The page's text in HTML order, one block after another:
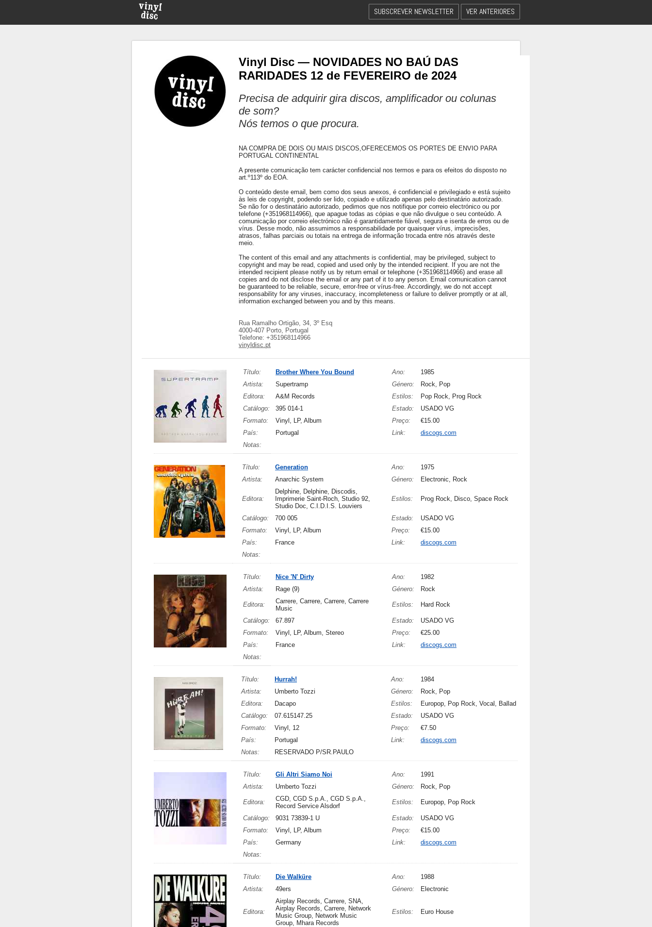
SUBSCREVER NEWSLETTER VER ANTERIORES
Vinyl Disc — NOVIDADES NO BAÚ DAS
RARIDADES 12 de FEVEREIRO de 2024
Precisa de adquirir gira discos, amplificador ou colunas
de som?
Nós temos o que procura.
NA COMPRA DE DOIS OU MAIS DISCOS,OFERECEMOS OS PORTES DE ENVIO PARA
PORTUGAL CONTINENTAL
A presente comunicação tem carácter confidencial nos termos e para os efeitos do disposto no
art.º113º do EOA.
O conteúdo deste email, bem como dos seus anexos, é confidencial e privilegiado e está sujeito
às leis de copyright, podendo ser lido, copiado e utilizado apenas pelo destinatário autorizado.
Se não for o destinatário autorizado, pedimos que nos notifique por correio electrónico ou por
telefone (+351968114966), que apague todas as cópias e que não divulgue o seu conteúdo. A
comunicação por correio electrónico não é garantidamente fiável, segura e isenta de erros ou de
vírus. Desse modo, não assumimos a responsabilidade por quaisquer vírus, imprecisões,
atrasos, falhas parciais ou totais na entrega de informação trocada entre nós através deste
meio.
The content of this email and any attachments is confidential, may be privileged, subject to
copyright and may be read, copied and used only by the intended recipient. If you are not the
intended recipient please notify us by return email or telephone (+351968114966) and erase all
copies and do not disclose the email or any part of it to any person. Email comunication cannot
be guaranteed to be reliable, secure, error-free or vírus-free. Accordingly, we do not accept
responsability for any viruses, inaccuracy, incompleteness or failure to deliver promptly or at all,
information exchanged between you and by this means.
Rua Ramalho Ortigão, 34, 3º Esq
4000-407 Porto, Portugal
Telefone: +351968114966
vinyldisc.pt
Título: Brother Where You Bound Ano:
1985
Artista:
Supertramp Género:
Rock, Pop
Editora:
A&M Records Estilos:
Pop Rock, Prog Rock
Catálogo:
395 014-1 Estado:
USADO VG
Formato:
Vinyl, LP, Album Preço:
€15.00
País:
Portugal Link:
discogs.com
Notas:
Título: Generation Ano:
1975
Artista:
Anarchic System Género: Electronic, Rock
Editora:
Delphine, Delphine, Discodis,
Imprimerie Saint-Roch, Studio 92,
Studio Doc, C.I.D.I.S. Louviers
Estilos: Prog Rock, Disco, Space Rock
Catálogo: 700 005 Estado:
USADO VG
Formato:
Vinyl, LP, Album Preço:
€15.00
País:
France Link:
discogs.com
Notas:
Título: Nice 'N' Dirty Ano:
1982
Artista:
Rage (9) Género: Rock
Editora:
Carrere, Carrere, Carrere, Carrere
Music
Estilos: Hard Rock
Catálogo: 67.897 Estado:
USADO VG
Formato:
Vinyl, LP, Album, Stereo Preço:
€25.00
País:
France Link:
discogs.com
Notas:
Título: Hurrah! Ano:
1984
Artista:
Umberto Tozzi Género:
Rock, Pop
Editora:
Dacapo Estilos:
Europop, Pop Rock, Vocal, Ballad
Catálogo:
07.615147.25 Estado:
USADO VG
Formato:
Vinyl, 12 Preço:
€7.50
País:
Portugal Link:
discogs.com
Notas:
RESERVADO P/SR.PAULO
Título: Gli Altri Siamo Noi Ano:
1991
Artista:
Umberto Tozzi Género: Rock, Pop
Editora:
CGD, CGD S.p.A., CGD S.p.A.,
Record Service Alsdorf
Estilos: Europop, Pop Rock
Catálogo: 9031 73839-1 U Estado:
USADO VG
Formato:
Vinyl, LP, Album Preço:
€15.00
País:
Germany Link:
discogs.com
Notas:
Título: Die Walküre Ano:
1988
Artista:
49ers Género: Electronic
Editora:
Airplay Records, Carrere, SNA,
Airplay Records, Carrere, Network
Music Group, Network Music
Group, Mhara Records
Estilos: Euro House